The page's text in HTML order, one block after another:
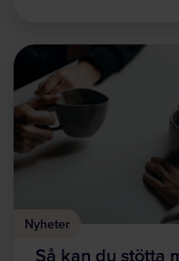
Nyheter
Så kan du stötta